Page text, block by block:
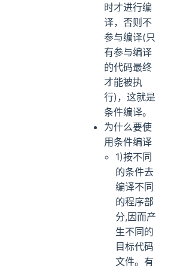
时才进行编
译，否则不
参与编译(只
有参与编译
的代码最终
才能被执
行)，这就是
条件编译。
为什么要使
用条件编译
1)按不同
的条件去
编译不同
的程序部
分,因而产
生不同的
目标代码
文件。有